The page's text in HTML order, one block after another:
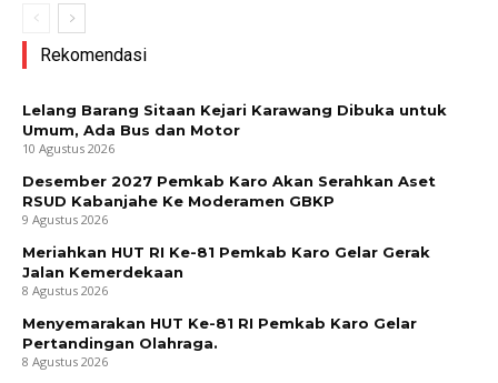
Rekomendasi
Lelang Barang Sitaan Kejari Karawang Dibuka untuk
Umum, Ada Bus dan Motor
10 Agustus 2026
Desember 2027 Pemkab Karo Akan Serahkan Aset
RSUD Kabanjahe Ke Moderamen GBKP
9 Agustus 2026
Meriahkan HUT RI Ke-81 Pemkab Karo Gelar Gerak
Jalan Kemerdekaan
8 Agustus 2026
Menyemarakan HUT Ke-81 RI Pemkab Karo Gelar
Pertandingan Olahraga.
8 Agustus 2026